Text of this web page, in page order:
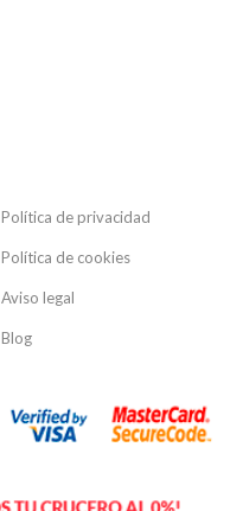
Política de privacidad
Política de cookies
Aviso legal
Blog